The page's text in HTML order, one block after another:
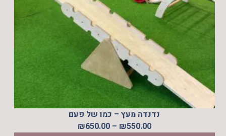
נדנדה מעץ – כמו של פעם
₪550.00
–
₪650.00